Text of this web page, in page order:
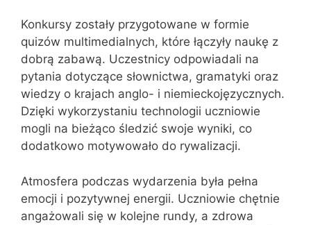
Konkursy zostały przygotowane w formie
quizów multimedialnych, które łączyły naukę z
dobrą zabawą. Uczestnicy odpowiadali na
pytania dotyczące słownictwa, gramatyki oraz
wiedzy o krajach anglo- i niemieckojęzycznych.
Dzięki wykorzystaniu technologii uczniowie
mogli na bieżąco śledzić swoje wyniki, co
dodatkowo motywowało do rywalizacji.
Atmosfera podczas wydarzenia była pełna
emocji i pozytywnej energii. Uczniowie chętnie
angażowali się w kolejne rundy, a zdrowa